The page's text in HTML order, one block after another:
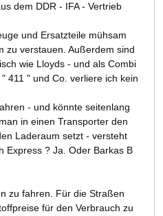
dem DDR - IFA - Vertrieb
und Ersatzteile mühsam
zu verstauen. Außerdem sind
wie Lloyds - und als Combi
411 " und Co. verliere ich kein
- und könnte seitenlang
in einen Transporter den
Laderaum setzt - versteht
Express ? Ja. Oder Barkas B
zu fahren. Für die Straßen
für den Verbrauch zu